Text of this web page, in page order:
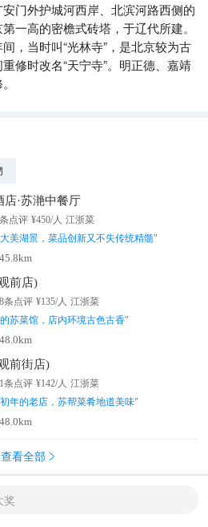
位置是可供上香的香炉，香火很
引殿中拜佛，顺便扫码捐赠66元，
”；接引殿后即是塔院了。
门外护城河西岸、北滨河路西侧的
一高的密檐式砖塔，于辽代所建。
，当时叫“光林寺”，是北京较为古
修时改名“天宁寺”。明正德、嘉靖
店·苏滟中餐厅
条点评 ¥450/人 江浙菜
美湖景，菜品创新又不失传统精髓"
前店)
条点评 ¥135/人 江浙菜
苏菜馆，店内环境古色古香"
前街店)
条点评 ¥142/人 江浙菜
年的老店，苏帮菜肴地道美味"
查看全部 
奖